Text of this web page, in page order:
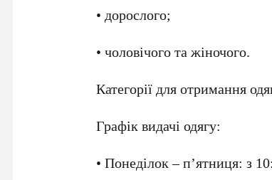
• дорослого;
• чоловічого та жіночого.
Категорії для отримання
Графік видачі одягу:
• Понеділок – п’ятниця: з